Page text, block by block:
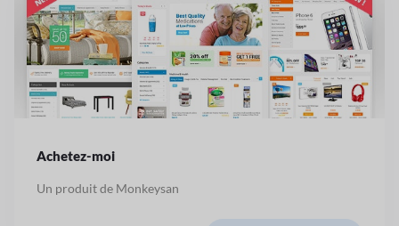
Achetez-moi
Un produit de Monkeysan